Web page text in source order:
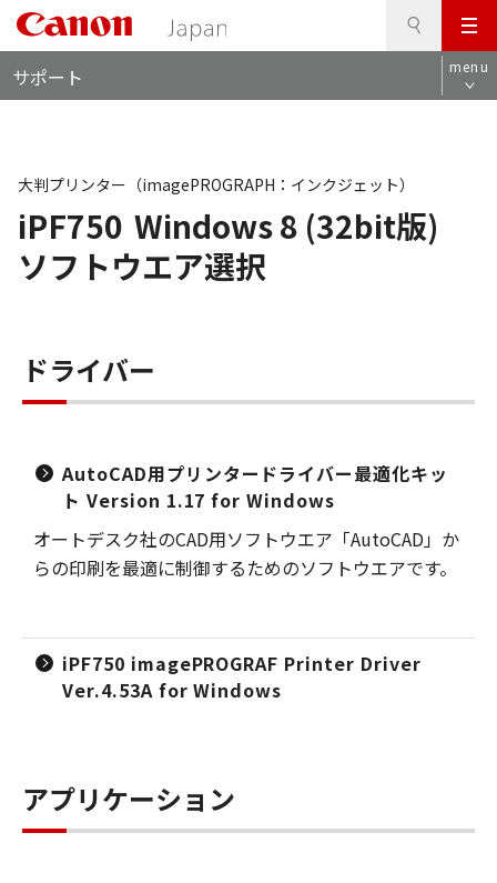
メ
ニ
ュ
サポート menu
iPF750 Windows 8 (32bit版)
ソフトウエア選択
大判プリンター（imagePROGRAPH：インクジェット）
ドライバー
AutoCAD用プリンタードライバー最適化キッ
ト Version 1.17 for Windows
オートデスク社のCAD用ソフトウエア「AutoCAD」か
らの印刷を最適に制御するためのソフトウエアです。
iPF750 imagePROGRAF Printer Driver
Ver.4.53A for Windows
アプリケーション